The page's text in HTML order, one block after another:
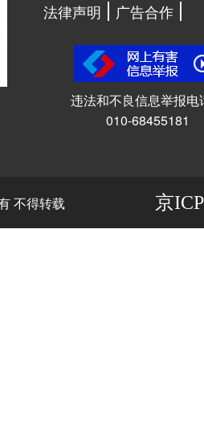
法律声明
广告合作
违法和不良信息举报电
010-68455181
不得转载 京